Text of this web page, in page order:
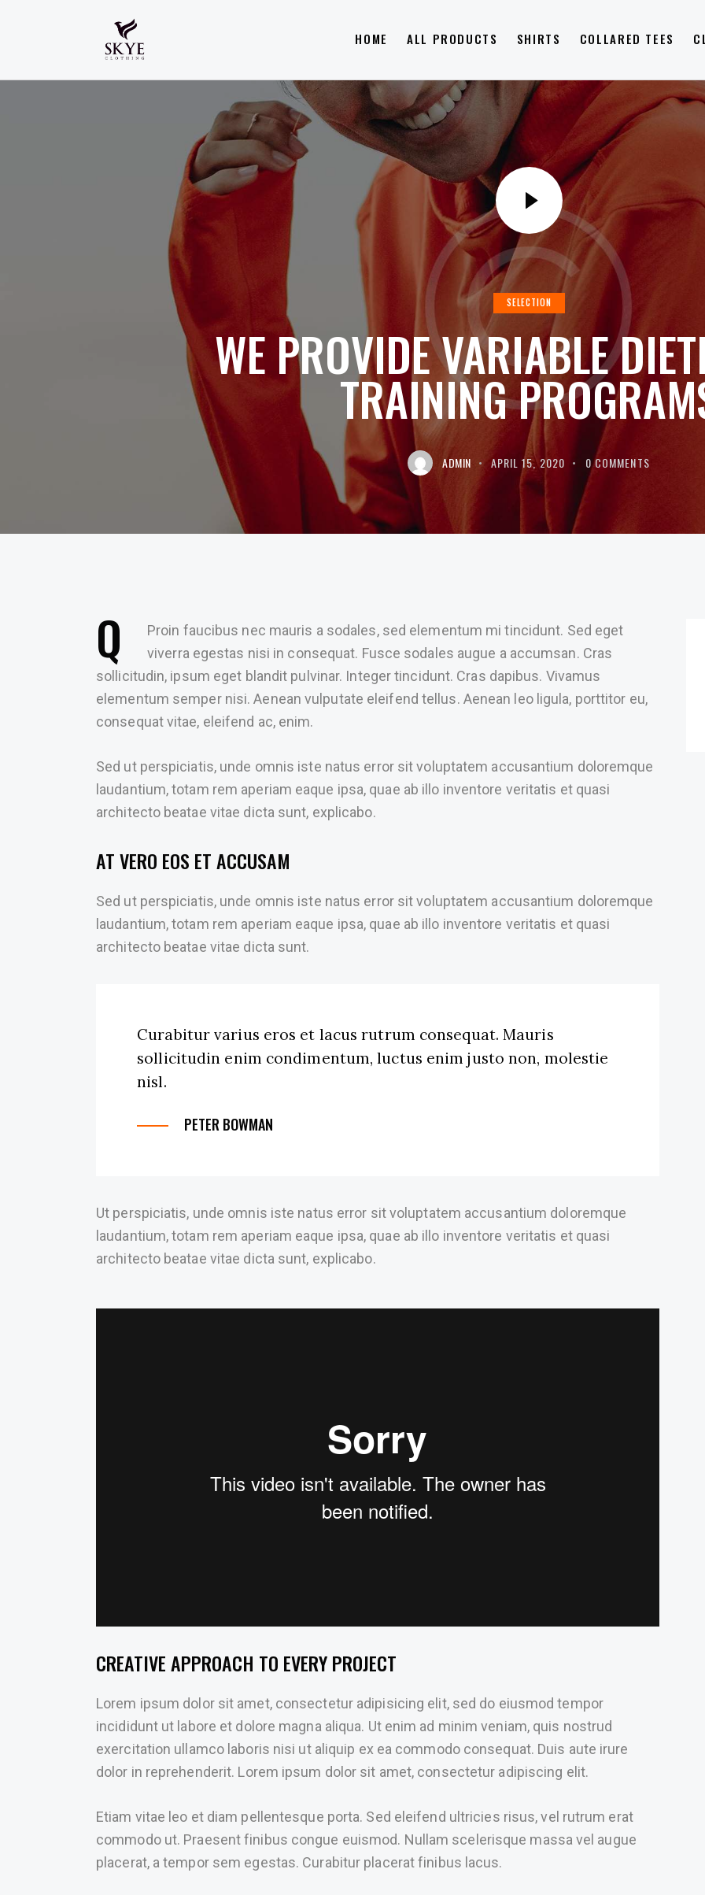
HOME ALL PRODUCTS SHIRTS COLLARED TEES
SELECTION
WE PROVIDE VARIABLE
TRAINING
ADMIN APRIL 15, 2020 0 COMMENTS
Q
Proin faucibus nec mauris a sodales, sed elementum mi tincidunt. Sed eget
viverra egestas nisi in consequat. Fusce sodales augue a accumsan. Cras
sollicitudin, ipsum eget blandit pulvinar. Integer tincidunt. Cras dapibus. Vivamus
elementum semper nisi. Aenean vulputate eleifend tellus. Aenean leo ligula, porttitor eu,
consequat vitae, eleifend ac, enim.
Sed ut perspiciatis, unde omnis iste natus error sit voluptatem accusantium doloremque
laudantium, totam rem aperiam eaque ipsa, quae ab illo inventore veritatis et quasi
architecto beatae vitae dicta sunt, explicabo.
AT VERO EOS ET ACCUSAM
Sed ut perspiciatis, unde omnis iste natus error sit voluptatem accusantium doloremque
laudantium, totam rem aperiam eaque ipsa, quae ab illo inventore veritatis et quasi
architecto beatae vitae dicta sunt.
Curabitur varius eros et lacus rutrum consequat. Mauris
sollicitudin enim condimentum, luctus enim justo non, molestie
nisl.
PETER BOWMAN
Ut perspiciatis, unde omnis iste natus error sit voluptatem accusantium doloremque
laudantium, totam rem aperiam eaque ipsa, quae ab illo inventore veritatis et quasi
architecto beatae vitae dicta sunt, explicabo.
CREATIVE APPROACH TO EVERY PROJECT
Lorem ipsum dolor sit amet, consectetur adipisicing elit, sed do eiusmod tempor
incididunt ut labore et dolore magna aliqua. Ut enim ad minim veniam, quis nostrud
exercitation ullamco laboris nisi ut aliquip ex ea commodo consequat. Duis aute irure
dolor in reprehenderit. Lorem ipsum dolor sit amet, consectetur adipiscing elit.
Etiam vitae leo et diam pellentesque porta. Sed eleifend ultricies risus, vel rutrum erat
commodo ut. Praesent finibus congue euismod. Nullam scelerisque massa vel augue
placerat, a tempor sem egestas. Curabitur placerat finibus lacus.